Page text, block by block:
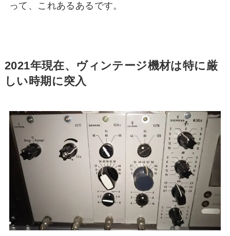
って、これあるあるです。
2021年現在、ヴィンテージ機材は特に厳
しい時期に突入